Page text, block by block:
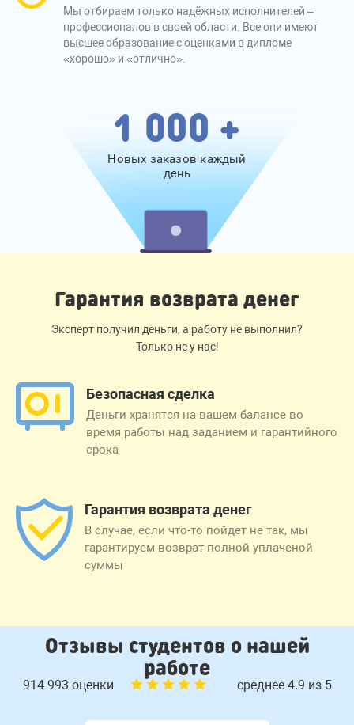
Мы отбираем только надёжных исполнителей –
профессионалов в своей области. Все они имеют
высшее образование с оценками в дипломе
«хорошо» и «отлично».
1 000 +
Новых заказов каждый
день
Гарантия возврата денег
Эксперт получил деньги, а работу не выполнил?
Только не у нас!
Безопасная сделка
Деньги хранятся на вашем балансе во
время работы над заданием и гарантийного
срока
Гарантия возврата денег
В случае, если что-то пойдет не так, мы
гарантируем возврат полной уплаченой
суммы
Отзывы студентов о нашей
работе
914 993 оценки среднее 4.9 из 5